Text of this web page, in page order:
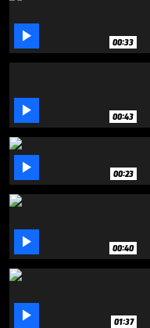
 00:33
 00:43
 00:23
 00:40
 01:37